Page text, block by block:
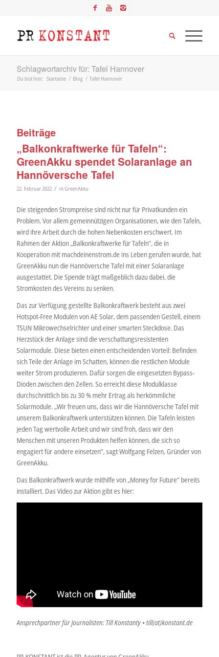
Schlagwortarchiv für: Tafel Hannover
Du bist hier: Startseite / Blog / Tafel Hannover
Beiträge
„Balkonkraftwerke für Tafeln“:
GreenAkku spendet Solaranlage an
Hannöversche Tafel
22. Februar 2022 / in GreenAkku
Die steigenden Strompreise sind nicht nur für Privatkunden ein
Problem. Vor allem gemeinnützigen Organisationen, wie den Tafeln,
wird ihre Arbeit durch die hohen Nebenkosten erschwert. Im
Rahmen der Aktion „Balkonkraftwerke für Tafeln“, die in
Kooperation mit machdeinenstrom.de ins Leben gerufen wurde, hat
GreenAkku nun die Hannöversche Tafel mit einer Solaranlage
ausgestattet. Die Spende trägt maßgeblich dazu dabei, die
Stromkosten des Vereins zu senken.
Das zur Verfügung gestellte Balkonkraftwerk besteht aus zwei
Hotspot-Free Modulen von AE Solar, dem passenden Gestell, einem
TSUN Mikrowechselrichter und einer smarten Steckdose. Das
Herzstück der Anlage sind die verschattungsresistenten
Solarmodule. Diese bieten einen entscheidenden Vorteil: Befinden
sich Teile der Anlage im Schatten, können die restlichen Module
weiter Strom produzieren. Dafür sorgen die eingesetzten Bypass-
Dioden zwischen den Zellen. So erreicht diese Modulklasse
durchschnittlich bis zu 30 % mehr Ertrag als herkömmliche
Solarmodule. „Wir freuen uns, dass wir die Hannöversche Tafel mit
unserem Balkonkraftwerk unterstützen können. Die Tafeln leisten
jeden Tag wertvolle Arbeit und wir sind froh, dass wir den
Menschen mit unseren Produkten helfen können, die sich so
engagiert für andere einsetzen“, sagt Wolfgang Felzen, Gründer von
GreenAkku.
Das Balkonkraftwerk wurde mithilfe von „Money for Future“ bereits
installiert. Das Video zur Aktion gibt es hier:
Ansprechpartner für Journalisten: Till Konstanty • till(at)konstant.de